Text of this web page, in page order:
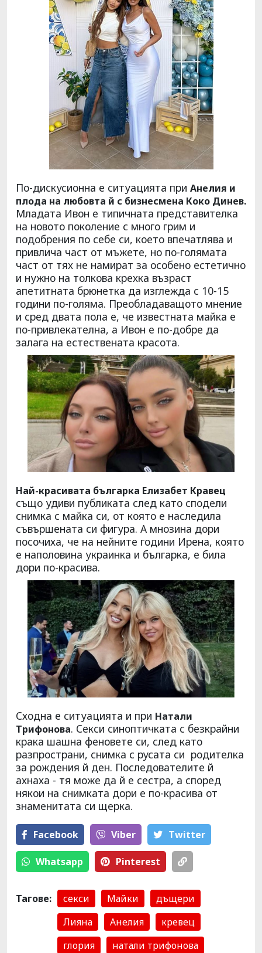
По-дискусионна е ситуацията при Анелия и
плода на любовта й с бизнесмена Коко Динев.
Младата Ивон е типичната представителка
на новото поколение с много грим и
подобрения по себе си, което впечатлява и
привлича част от мъжете, но по-голямата
част от тях не намират за особено естетично
и нужно на толкова крехка възраст
апетитната брюнетка да изглежда с 10-15
години по-голяма. Преобладаващото мнение
и сред двата пола е, че известната майка е
по-привлекателна, а Ивон е по-добре да
залага на естествената красота.
Най-красивата българка Елизабет Кравец
също удиви публиката след като сподели
снимка с майка си, от която е наследила
съвършената си фигура. А мнозина дори
посочиха, че на нейните години Ирена, която
е наполовина украинка и българка, е била
дори по-красива.
Сходна е ситуацията и при Натали
Трифонова. Секси синоптичката с безкрайни
крака шашна феновете си, след като
разпространи, снимка с русата си родителка
за рождения й ден. Последователите й
ахнаха - тя може да й е сестра, а според
някои на снимката дори е по-красива от
знаменитата си щерка.
Facebook Viber Тwitter
Whatsapp Pinterest
Тагове: секси Майки
дъщери
Лияна
Анелия
кревец
глория
натали трифонова